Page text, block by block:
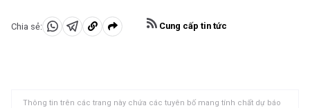
Chia sẻ:
Chia Chia Sao
Cung cấp tin tức
Thông tin trên các trang này chứa các tuyên bố mang tính chất dự báo